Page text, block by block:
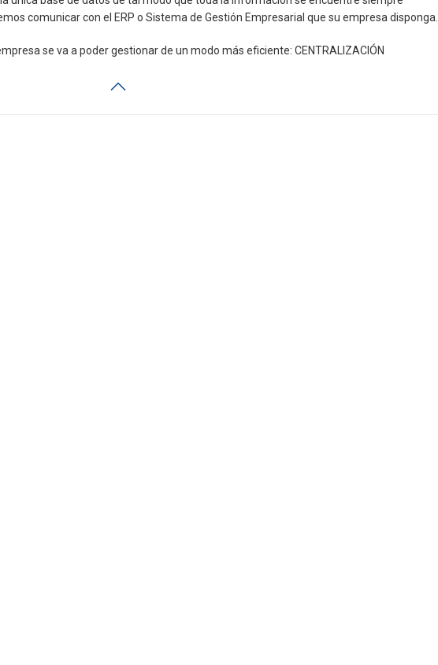
comunicar con el ERP o Sistema de Gestión Empresarial que su empresa disponga.
se va a poder gestionar de un modo más eficiente: CENTRALIZACIÓN